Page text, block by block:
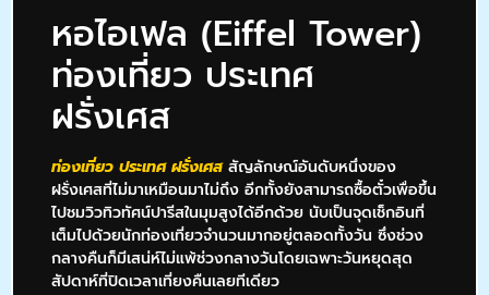
หอไอเฟล (Eiffel Tower)
ท่องเที่ยว ประเทศ
ฝรั่งเศส
ท่องเที่ยว ประเทศ ฝรั่งเศสสัญลักษณ์อันดับหนึ่งของ
ฝรั่งเศสที่ไม่มาเหมือนมาไม่ถึง อีกทั้งยังสามารถซื้อตั๋วเพื่อขึ้น
ไปชมวิวทิวทัศน์ปารีสในมุมสูงได้อีกด้วย นับเป็นจุดเช็กอินที่
เต็มไปด้วยนักท่องเที่ยวจำนวนมากอยู่ตลอดทั้งวัน ซึ่งช่วง
กลางคืนก็มีเสน่ห์ไม่แพ้ช่วงกลางวันโดยเฉพาะวันหยุดสุด
สัปดาห์ที่ปิดเวลาเที่ยงคืนเลยทีเดียว